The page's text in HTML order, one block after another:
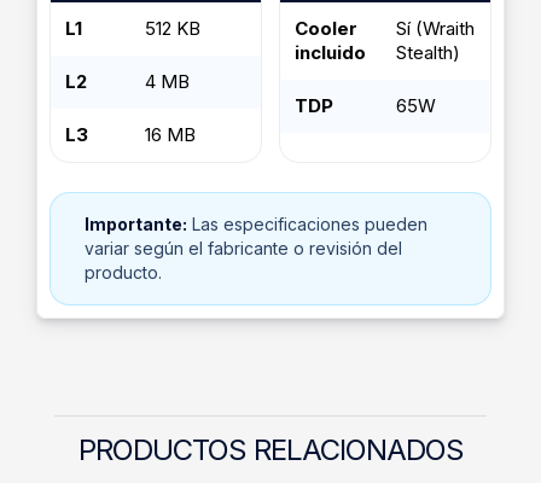
L1 512 KB
L2 4 MB
L3 16 MB
Cooler
incluido
Sí (Wraith
Stealth)
TDP 65W
Importante: Las especificaciones pueden
variar según el fabricante o revisión del
producto.
PRODUCTOS RELACIONADOS